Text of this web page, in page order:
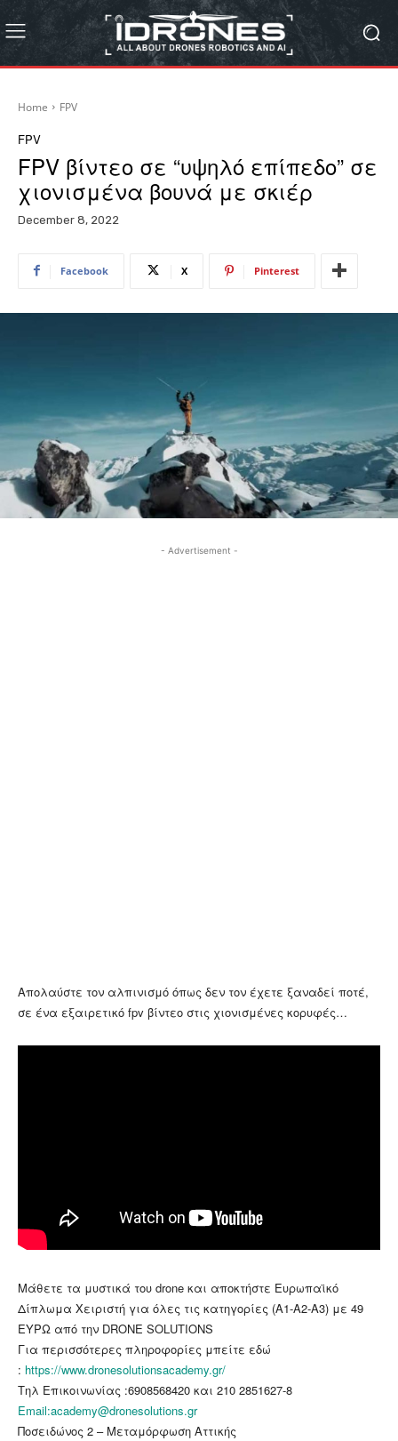
Home FPV
FPV
FPV βίντεο σε “υψηλό επίπεδο” σε
χιονισμένα βουνά με σκιέρ
December 8, 2022
Facebook X Pinterest
- Advertisement -
Απολαύστε τον αλπινισμό όπως δεν τον έχετε ξαναδεί ποτέ,
σε ένα εξαιρετικό fpv βίντεο στις χιονισμένες κορυφές…
Mάθετε τα μυστικά του drone και αποκτήστε Ευρωπαϊκό
Δίπλωμα Χειριστή για όλες τις κατηγορίες (Α1-Α2-Α3) με 49
ΕΥΡΩ από την DRONE SOLUTIONS
Για περισσότερες πληροφορίες μπείτε εδώ
: https://www.dronesolutionsacademy.gr/
Τηλ Επικοινωνίας :6908568420 και 210 2851627-8
Email:academy@dronesolutions.gr
Ποσειδώνος 2 – Μεταμόρφωση Αττικής